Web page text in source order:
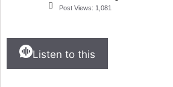
Post Views: 1,081
Listen to this